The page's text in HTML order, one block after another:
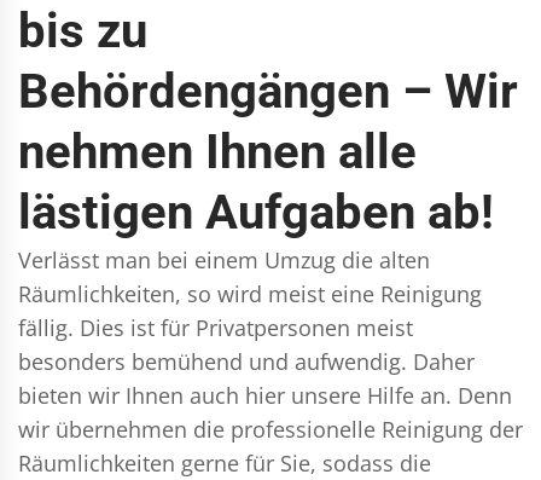
bis zu
Behördengängen – Wir
nehmen Ihnen alle
lästigen Aufgaben ab!
Verlässt man bei einem Umzug die alten
Räumlichkeiten, so wird meist eine Reinigung
fällig. Dies ist für Privatpersonen meist
besonders bemühend und aufwendig. Daher
bieten wir Ihnen auch hier unsere Hilfe an. Denn
wir übernehmen die professionelle Reinigung der
Räumlichkeiten gerne für Sie, sodass die